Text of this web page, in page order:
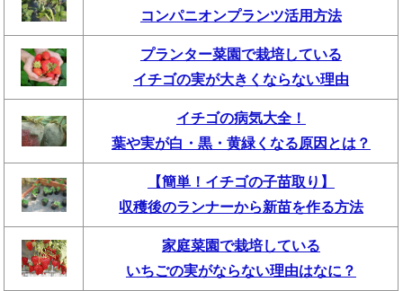
コンパニオンプランツ活用方法
プランター菜園で栽培している
イチゴの実が大きくならない理由
イチゴの病気大全！
葉や実が白・黒・黄緑くなる原因とは？
【簡単！イチゴの子苗取り】
収穫後のランナーから新苗を作る方法
家庭菜園で栽培している
いちごの実がならない理由はなに？